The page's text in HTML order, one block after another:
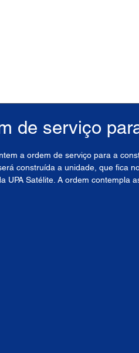
de serviço
a ordem de serviço para a
construída a unidade, que fica
UPA Satélite. A ordem contempla